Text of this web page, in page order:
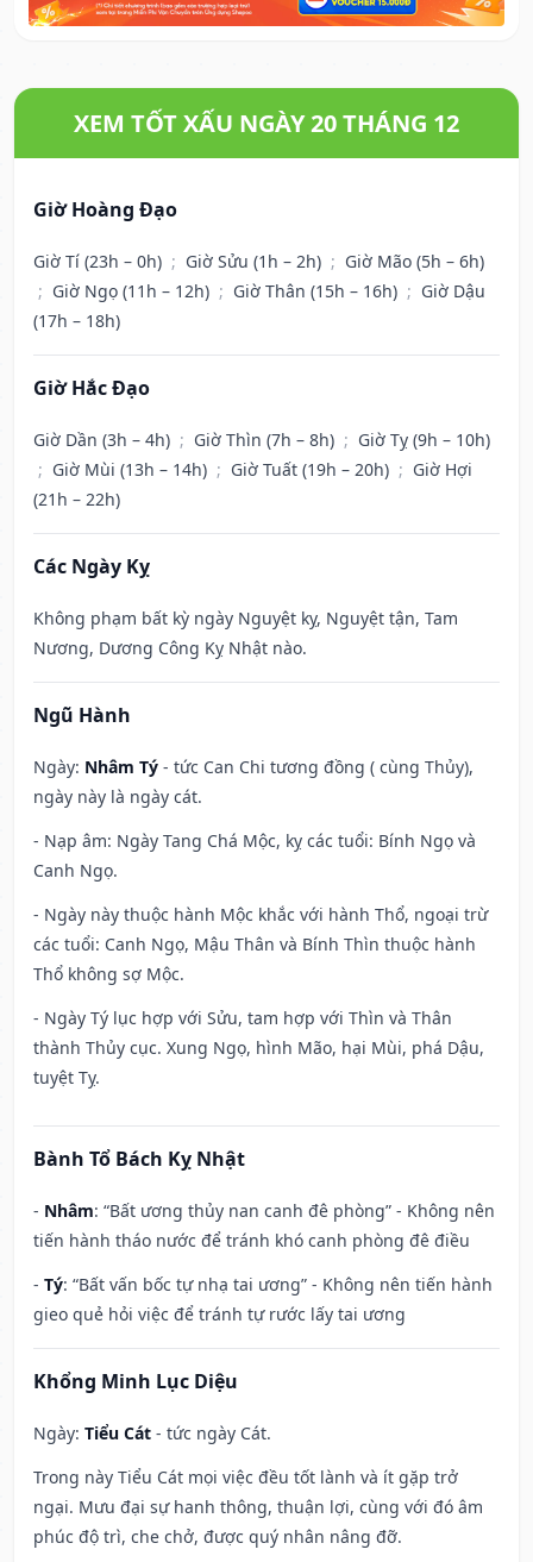
XEM TỐT XẤU NGÀY 20 THÁNG 12
Giờ Hoàng Đạo
Giờ Tí (23h – 0h) ; Giờ Sửu (1h – 2h) ; Giờ Mão (5h – 6h)
; Giờ Ngọ (11h – 12h) ; Giờ Thân (15h – 16h) ; Giờ Dậu
(17h – 18h)
Giờ Hắc Đạo
Giờ Dần (3h – 4h) ; Giờ Thìn (7h – 8h) ; Giờ Tỵ (9h – 10h)
; Giờ Mùi (13h – 14h) ; Giờ Tuất (19h – 20h) ; Giờ Hợi
(21h – 22h)
Các Ngày Kỵ
Không phạm bất kỳ ngày Nguyệt kỵ, Nguyệt tận, Tam
Nương, Dương Công Kỵ Nhật nào.
Ngũ Hành
Ngày: Nhâm Tý - tức Can Chi tương đồng ( cùng Thủy),
ngày này là ngày cát.
- Nạp âm: Ngày Tang Chá Mộc, kỵ các tuổi: Bính Ngọ và
Canh Ngọ.
- Ngày này thuộc hành Mộc khắc với hành Thổ, ngoại trừ
các tuổi: Canh Ngọ, Mậu Thân và Bính Thìn thuộc hành
Thổ không sợ Mộc.
- Ngày Tý lục hợp với Sửu, tam hợp với Thìn và Thân
thành Thủy cục. Xung Ngọ, hình Mão, hại Mùi, phá Dậu,
tuyệt Tỵ.
Bành Tổ Bách Kỵ Nhật
- Nhâm: “Bất ương thủy nan canh đê phòng” - Không nên
tiến hành tháo nước để tránh khó canh phòng đê điều
- Tý: “Bất vấn bốc tự nhạ tai ương” - Không nên tiến hành
gieo quẻ hỏi việc để tránh tự rước lấy tai ương
Khổng Minh Lục Diệu
Ngày: Tiểu Cát - tức ngày Cát.
Trong này Tiểu Cát mọi việc đều tốt lành và ít gặp trở
ngại. Mưu đại sự hanh thông, thuận lợi, cùng với đó âm
phúc độ trì, che chở, được quý nhân nâng đỡ.